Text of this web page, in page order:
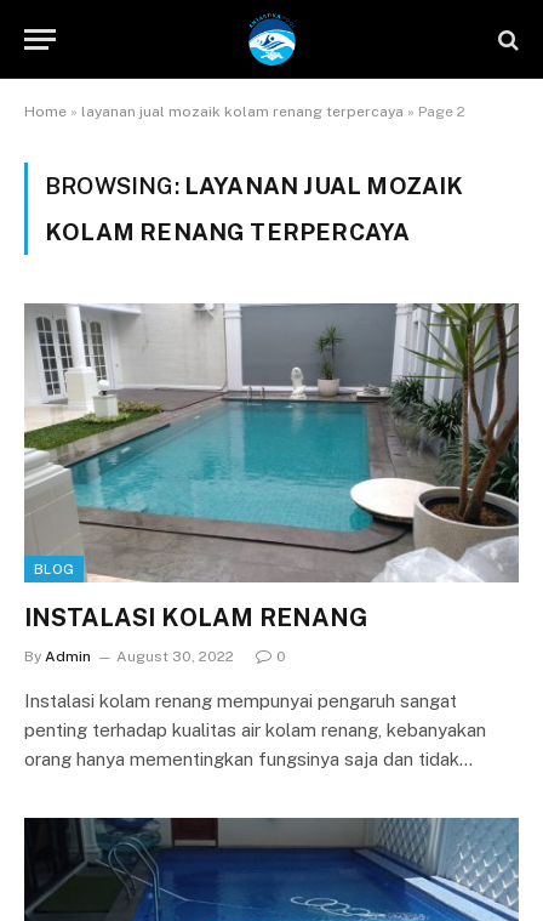
Home » layanan jual mozaik kolam renang terpercaya » Page 2
BROWSING: LAYANAN JUAL MOZAIK
KOLAM RENANG TERPERCAYA
BLOG
INSTALASI KOLAM RENANG
By Admin August 30, 2022 0
Instalasi kolam renang mempunyai pengaruh sangat
penting terhadap kualitas air kolam renang, kebanyakan
orang hanya mementingkan fungsinya saja dan tidak…